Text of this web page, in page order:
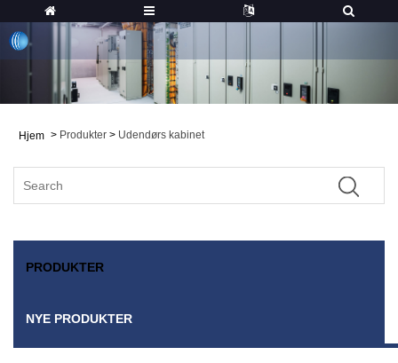
Hjem > Produkter > Udendørs kabinet
PRODUKTER
NYE PRODUKTER